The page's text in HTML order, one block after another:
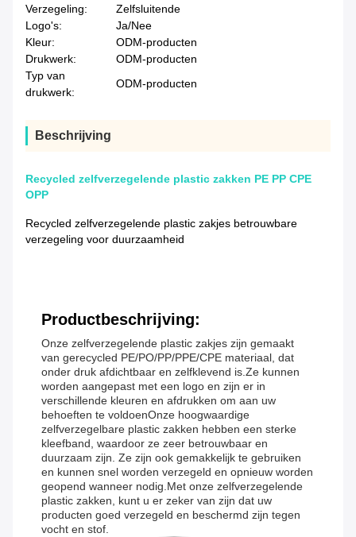
Verzegeling:
Zelfsluitende
Logo's:
Ja/Nee
Kleur:
ODM-producten
Drukwerk:
ODM-producten
Typ van
drukwerk:
ODM-producten
Beschrijving
Recycled zelfverzegelende plastic zakken PE PP CPE
OPP
Recycled zelfverzegelende plastic zakjes betrouwbare
verzegeling voor duurzaamheid
Productbeschrijving:
Onze zelfverzegelende plastic zakjes zijn gemaakt
van gerecycled PE/PO/PP/PPE/CPE materiaal, dat
onder druk afdichtbaar en zelfklevend is.Ze kunnen
worden aangepast met een logo en zijn er in
verschillende kleuren en afdrukken om aan uw
behoeften te voldoenOnze hoogwaardige
zelfverzegelbare plastic zakken hebben een sterke
kleefband, waardoor ze zeer betrouwbaar en
duurzaam zijn. Ze zijn ook gemakkelijk te gebruiken
en kunnen snel worden verzegeld en opnieuw worden
geopend wanneer nodig.Met onze zelfverzegelende
plastic zakken, kunt u er zeker van zijn dat uw
producten goed verzegeld en beschermd zijn tegen
vocht en stof.